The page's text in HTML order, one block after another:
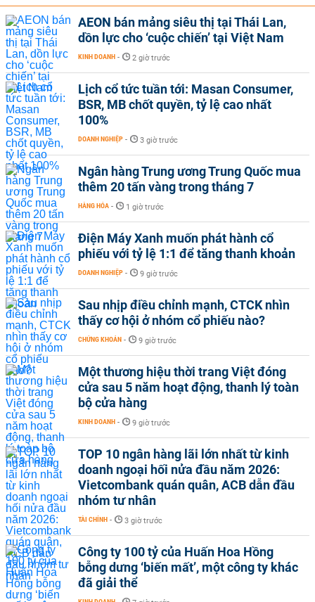
AEON bán mảng siêu thị tại Thái Lan,
dồn lực cho ‘cuộc chiến’ tại Việt Nam
KINH DOANH - 2 giờ trước
Lịch cổ tức tuần tới: Masan Consumer,
BSR, MB chốt quyền, tỷ lệ cao nhất
100%
DOANH NGHIỆP - 3 giờ trước
Ngân hàng Trung ương Trung Quốc mua
thêm 20 tấn vàng trong tháng 7
HÀNG HÓA - 1 giờ trước
Điện Máy Xanh muốn phát hành cổ
phiếu với tỷ lệ 1:1 để tăng thanh khoản
DOANH NGHIỆP - 9 giờ trước
Sau nhịp điều chỉnh mạnh, CTCK nhìn
thấy cơ hội ở nhóm cổ phiếu nào?
CHỨNG KHOÁN - 9 giờ trước
Một thương hiệu thời trang Việt đóng
cửa sau 5 năm hoạt động, thanh lý toàn
bộ cửa hàng
KINH DOANH - 9 giờ trước
TOP 10 ngân hàng lãi lớn nhất từ kinh
doanh ngoại hối nửa đầu năm 2026:
Vietcombank quán quân, ACB dẫn đầu
nhóm tư nhân
TÀI CHÍNH - 3 giờ trước
Công ty 100 tỷ của Huấn Hoa Hồng
bỗng dưng ‘biến mất’, một công ty khác
đã giải thể